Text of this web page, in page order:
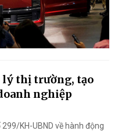
lý thị trường, tạo
nghiệp
KH-UBND về hành động